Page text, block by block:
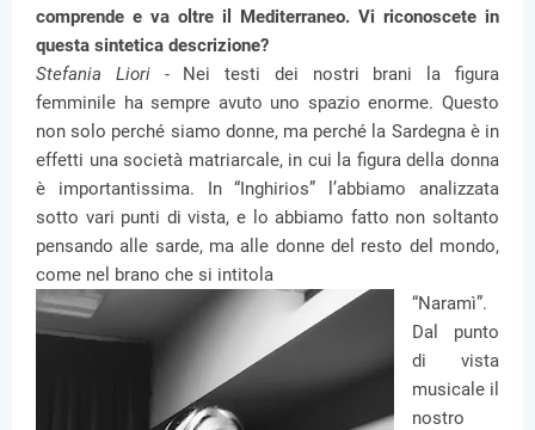
comprende e va oltre il Mediterraneo. Vi riconoscete in
questa sintetica descrizione?
Stefania Liori - Nei testi dei nostri brani la figura
femminile ha sempre avuto uno spazio enorme. Questo
non solo perché siamo donne, ma perché la Sardegna è in
effetti una società matriarcale, in cui la figura della donna
è importantissima. In “Inghirios” l’abbiamo analizzata
sotto vari punti di vista, e lo abbiamo fatto non soltanto
pensando alle sarde, ma alle donne del resto del mondo,
come nel brano che si intitola
“Naramì”.
Dal punto
di vista
musicale il
nostro